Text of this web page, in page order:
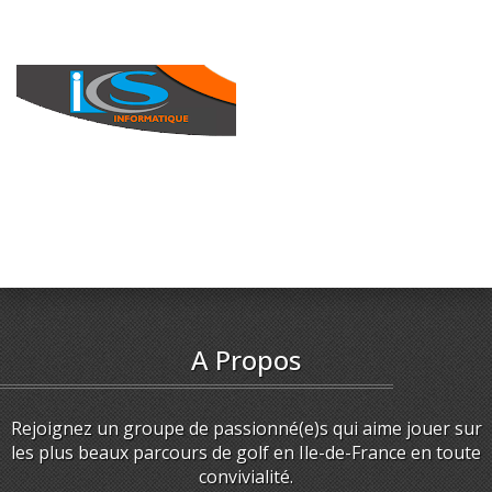
A Propos
Rejoignez un groupe de passionné(e)s qui aime jouer sur
les plus beaux parcours de golf en Ile-de-France en toute
convivialité.